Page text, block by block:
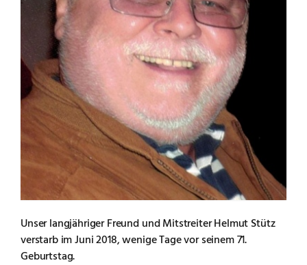
Unser langjähriger Freund und Mitstreiter Helmut Stütz
verstarb im Juni 2018, wenige Tage vor seinem 71.
Geburtstag.